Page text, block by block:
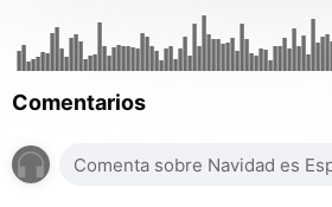
Comentarios